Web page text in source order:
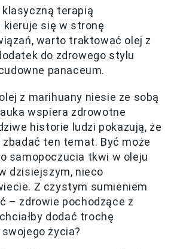
terapią
się w stronę
warto traktować olej z
do zdrowego stylu
panaceum.
z marihuany niesie ze sobą
wspiera zdrowotne
historie ludzi pokazują, że
zbadać ten temat. Być może
samopoczucia tkwi w oleju
dzisiejszym, nieco
Z czystym sumieniem
– zdrowie pochodzące z
dodać trochę
życia?